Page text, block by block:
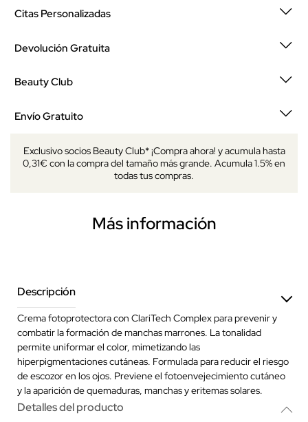
Citas Personalizadas
Devolución Gratuita
Beauty Club
Envío Gratuito
Exclusivo socios Beauty Club* ¡Compra ahora! y acumula hasta
0,31€ con la compra del tamaño más grande. Acumula 1.5% en
todas tus compras.
Más información
Descripción
Crema fotoprotectora con ClariTech Complex para prevenir y
combatir la formación de manchas marrones. La tonalidad
permite uniformar el color, mimetizando las
hiperpigmentaciones cutáneas. Formulada para reducir el riesgo
de escozor en los ojos. Previene el fotoenvejecimiento cutáneo
y la aparición de quemaduras, manchas y eritemas solares.
Detalles del producto